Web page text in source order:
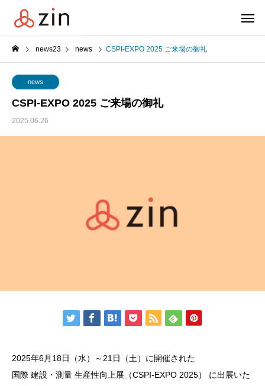
news23 news CSPI-EXPO 2025 ご来場の御礼
news
CSPI-EXPO 2025 ご来場の御礼
2025.06.26
2025年6月18日（水）～21日（土）に開催された
国際 建設・測量 生産性向上展（CSPI-EXPO 2025） に出展いた